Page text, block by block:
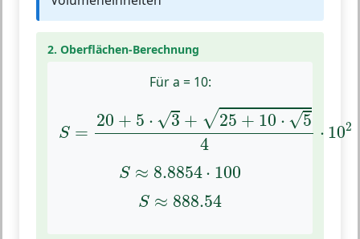
2. Oberflächen-Berechnung
Für a = 10:
S =
20 + 5 ⋅ √3 + √25 + 10 ⋅ √5
4
⋅ 102
⋅3 +10⋅54⋅102
S ≈ 8.8854 ⋅ 100
S ≈8.8854⋅ 100
S ≈ 888.54
S ≈888.54